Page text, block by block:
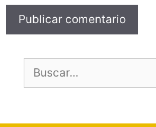
Buscar: